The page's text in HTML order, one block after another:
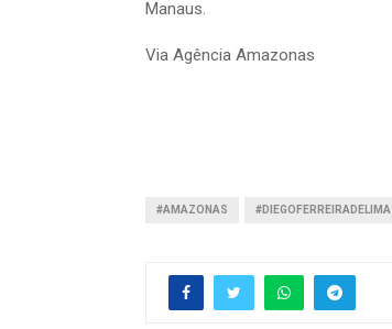
Manaus.
Via Agência Amazonas
#AMAZONAS #DIEGOFERREIRADELIMA